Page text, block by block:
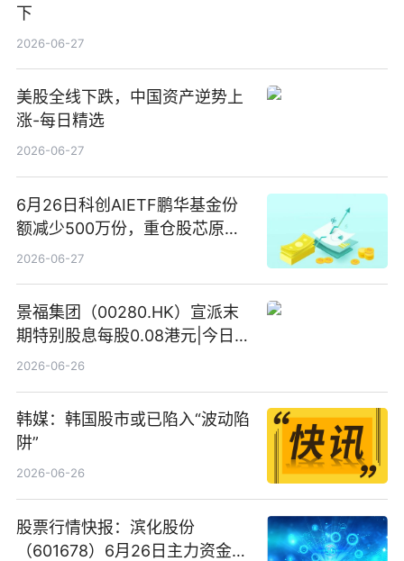
下
2026-06-27
美股全线下跌，中国资产逆势上
涨-每日精选
2026-06-27
6月26日科创AIETF鹏华基金份
额减少500万份，重仓股芯原股
份、寒武纪、澜起科技 观速讯
2026-06-27
景福集团（00280.HK）宣派末
期特别股息每股0.08港元|今日快
看
2026-06-26
韩媒：韩国股市或已陷入“波动陷
阱”
2026-06-26
股票行情快报：滨化股份
（601678）6月26日主力资金净